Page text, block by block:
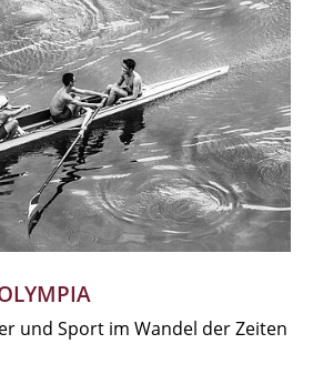
und Sport im Wandel der Zeiten